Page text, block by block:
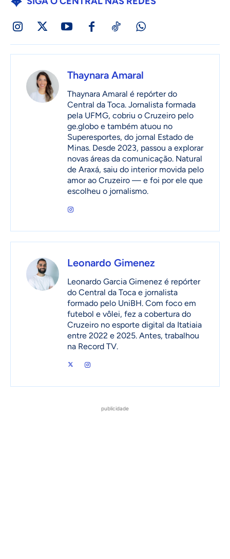
Thaynara Amaral
Thaynara Amaral é repórter do
Central da Toca. Jornalista formada
pela UFMG, cobriu o Cruzeiro pelo
ge.globo e também atuou no
Superesportes, do jornal Estado de
Minas. Desde 2023, passou a explorar
novas áreas da comunicação. Natural
de Araxá, saiu do interior movida pelo
amor ao Cruzeiro — e foi por ele que
escolheu o jornalismo.
Leonardo Gimenez
Leonardo Garcia Gimenez é repórter
do Central da Toca e jornalista
formado pelo UniBH. Com foco em
futebol e vôlei, fez a cobertura do
Cruzeiro no esporte digital da Itatiaia
entre 2022 e 2025. Antes, trabalhou
na Record TV.
publicidade